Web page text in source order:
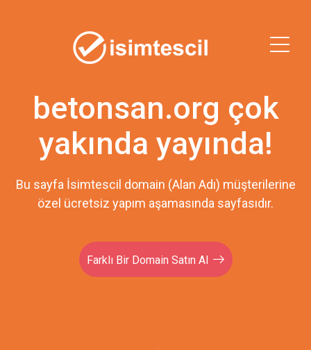
betonsan.org çok
yakında yayında!
Bu sayfa İsimtescil domain (Alan Adı) müşterilerine
özel ücretsiz yapım aşamasında sayfasıdır.
Farklı Bir Domain Satın Al